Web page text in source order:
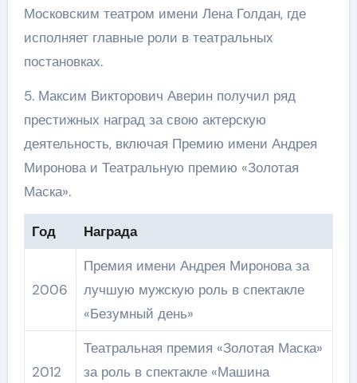
Московским театром имени Лена Голдан, где
исполняет главные роли в театральных
постановках.
5. Максим Викторович Аверин получил ряд
престижных наград за свою актерскую
деятельность, включая Премию имени Андрея
Миронова и Театральную премию «Золотая
Маска».
Год Награда
2006
Премия имени Андрея Миронова за
лучшую мужскую роль в спектакле
«Безумный день»
2012
Театральная премия «Золотая Маска»
за роль в спектакле «Машина